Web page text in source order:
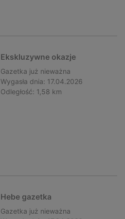
Ekskluzywne okazje
Gazetka już nieważna
Wygasła dnia: 17.04.2026
Odległość: 1,58 km
Hebe gazetka
Gazetka już nieważna